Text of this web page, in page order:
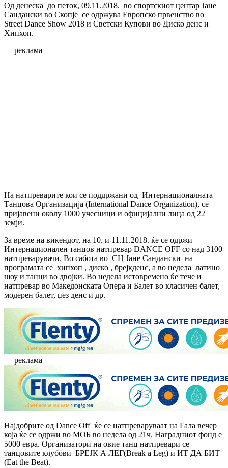
Од денеска до петок, 09.11.2018. во спортскиот центар Јане
Сандански во Скопје се одржува Европско првенство во
Street Dance Show 2018 и Светски Купови во Диско денс и
Хипхоп.
— реклама —
На натпреварите кои се поддржани од Интернационалната
Танцова Организација (International Dance Organization), се
пријавени околу 1000 учесници и официјални лица од 22
земји.
За време на викендот, на 10. и 11.11.2018. ќе се одржи
Интернационален танцов натпревар DANCE OFF со над 3100
натпреварувачи. Во сабота во СЦ Јане Сандански на
програмата се хипхоп , диско , брејкденс, а во недела латино
шоу и танци во двојки. Во недела истовремено ќе тече и
натпревар во Македонската Опера и Балет во класичен балет,
модерен балет, џез денс и др.
— реклама —
Најдобрите од Dance Off ќе се натпреваруваат на Гала вечер
која ќе се одржи во МОБ во недела од 21ч. Наградниот фонд е
5000 евра. Организатори на овие танц натпревари се
танцовите клубови БРЕЈК А ЛЕГ(Break a Leg) и ИТ ДА БИТ
(Eat the Beat).